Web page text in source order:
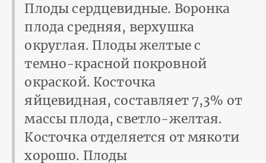
Плоды сердцевидные. Воронка
плода средняя, верхушка
округлая. Плоды желтые с
темно-красной покровной
окраской. Косточка
яйцевидная, составляет 7,3% от
массы плода, светло-желтая.
Косточка отделяется от мякоти
хорошо. Плоды